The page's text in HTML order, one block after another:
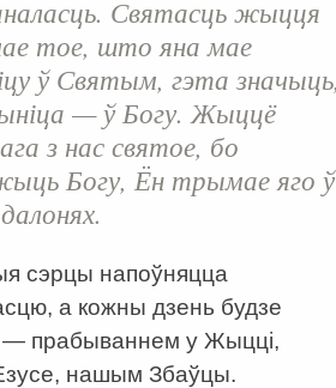
Святасць жыцця
тое, што яна мае
ў Святым, гэта
— ў Богу. Жыццё
з нас святое, бо
Богу, Ён трымае яго ў
сэрцы напоўняцца
а кожны дзень будзе
прабываннем у Жыцці,
нашым Збаўцы.